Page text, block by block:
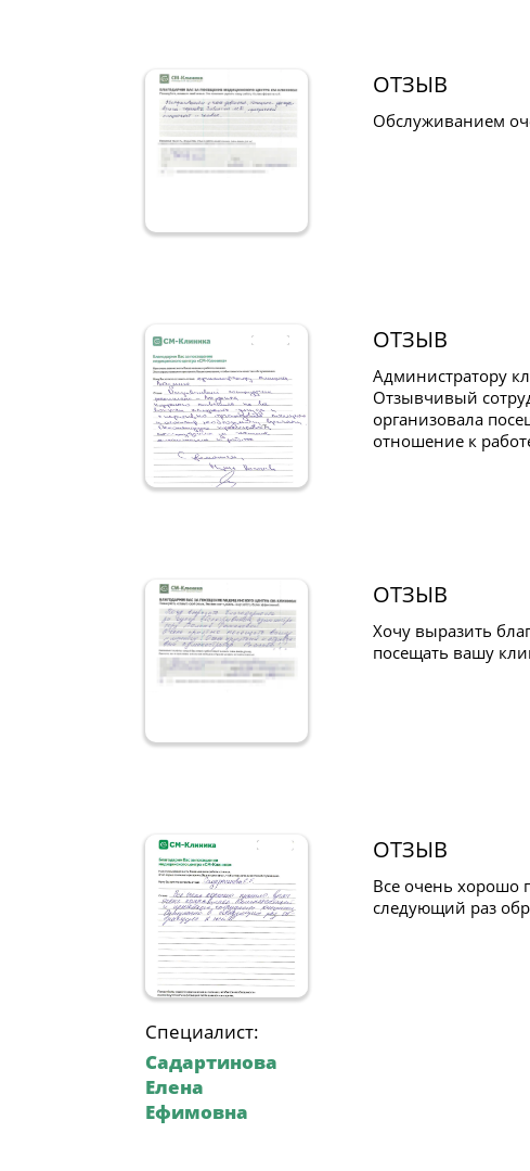
ОТЗЫВ
Обслуживанием
ОТЗЫВ
Администратору
Отзывчивый
организовала
отношение к
ОТЗЫВ
Хочу выразить
посещать вашу
Специалист:
Садартинова
Елена
Ефимовна
ОТЗЫВ
Все очень хорошо
следующий раз